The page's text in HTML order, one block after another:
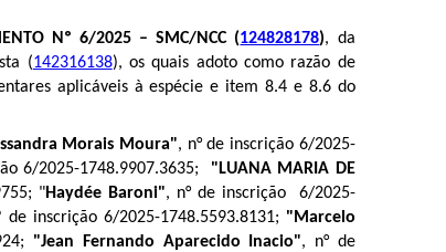
Nº 6/2025 – SMC/NCC (124828178), da
(142316138), os quais adoto como razão de
aplicáveis à espécie e item 8.4 e 8.6 do
Morais Moura", n° de inscrição 6/2025-
6/2025-1748.9907.3635; "LUANA MARIA DE
"Haydée Baroni", n° de inscrição 6/2025-
de inscrição 6/2025-1748.5593.8131; "Marcelo
"Jean Fernando Aparecido Inacio", n° de